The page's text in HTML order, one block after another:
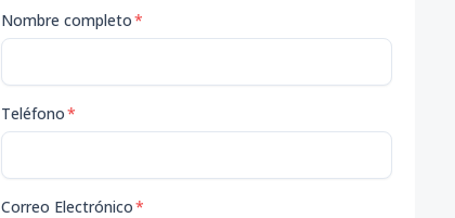
Nombre completo*
Teléfono*
Correo Electrónico*